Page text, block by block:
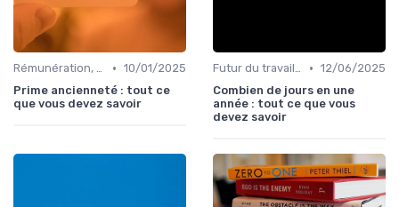
Rémunération, politiques salariales & benefits • 10/01/2025
Prime ancienneté : tout ce
que vous devez savoir
Futur du travail & tendances RH • 12/06/2025
Combien de jours en une
année : tout ce que vous
devez savoir